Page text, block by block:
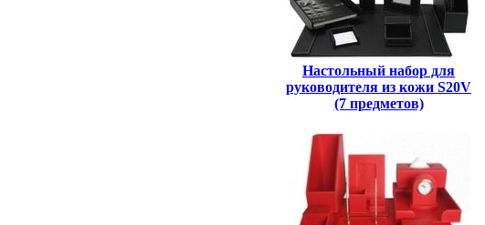
Настольный набор для
руководителя из кожи S20V
(7 предметов)